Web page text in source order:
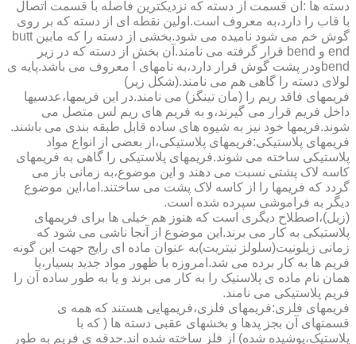
دسته ها :آن قسمت از دسته که نزدیکترین فاصله با قسمت اتصال
با قاب را دارد،به معروف است.اولین نقطه ای از دسته که بر روی
گوش خم می شود نامیده می شود.بخشی از دسته را که مابین butt
end و bend قرار گرفته می نامند.آن بخش از دسته که در زیر
bendودر پشت گوش قرار دارد،به نامهای l معروف می باشد.پایه ی
لولای دسته را گاهی هم می نامند.(شکل زیر)
فریمهای فاقد ریم را (مان تینگز) می نامند.در این فریمها،عدسیها
داخل فریم قرار می گیرند،و به فریم های ریم لس متصل می
شوند.فریمها خود نیز به شیوه های ساده قابل طبقه بندی می باشند.
فریمهای پلاستیکی:فریمهای پلاستیکی،از بعضی از انواع مواد
پلاستیکی ساخته می شوند.فریمهای پلاستیکی را گاهی به فریمهای
کاسه لاک پشتی نسبت می دهند و این موضوع،به زمانی باز می
گردد که فریمها را از کاسه لاک پشت می ساختند.اما،این موضوع
دیگر به فراموشی سپرده شده است.
(زیل)،اصطلاح دیگری است که هنوز هم خیلی ها برای فریمهای
پلاستیکی به کار می برند.این موضوع از آنجا ناشی می شود که
زمانی زیلونیت(سلولز نیتریت)به عنوان ماده ای رایج جهت این گونه
فریم ها به کار برده می شد.امروزه با ظهور مواد جدید بسیار،یا
همان نام ماده ی پلاستیک را به کار می برند و یا به طور ساده آن را
فریم پلاستیکی می نامند.
فریمهای فلزی:فریمهای فلزی،فریمهایی هستند که همه ی
قسمتهای آن بجز پدها و بخشهای عقبی دسته ها ( که با
پلاستیک،پوشیده شده) از فلز ساخته شده اند.حدقه ی فریم به طور